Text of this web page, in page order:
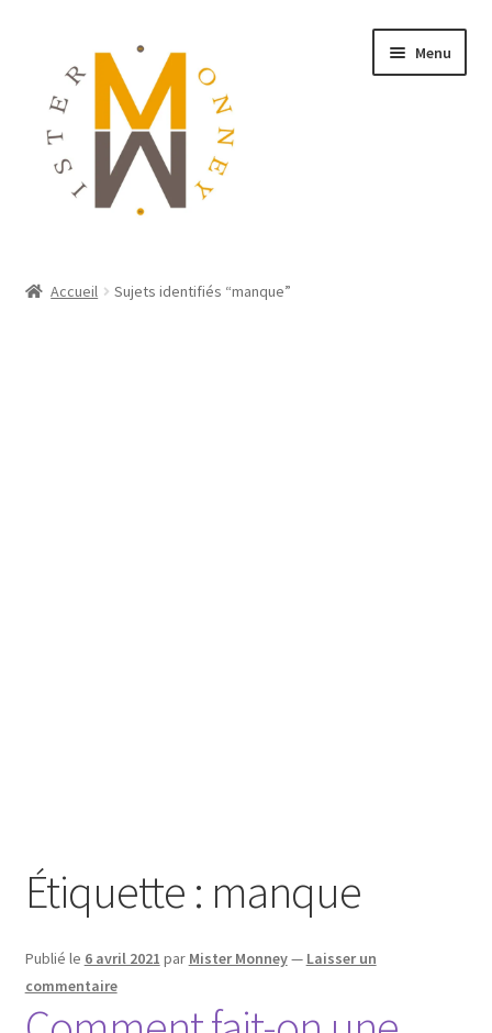
Menu
Accueil Sujets identifiés “manque”
Étiquette : manque
Publié le 6 avril 2021 par Mister Monney— Laisser un
commentaire